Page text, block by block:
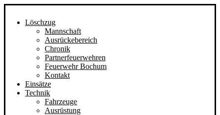
Löschzug
Mannschaft
Ausrückebereich
Chronik
Partnerfeuerwehren
Feuerwehr Bochum
Kontakt
Einsätze
Technik
Fahrzeuge
Ausrüstung